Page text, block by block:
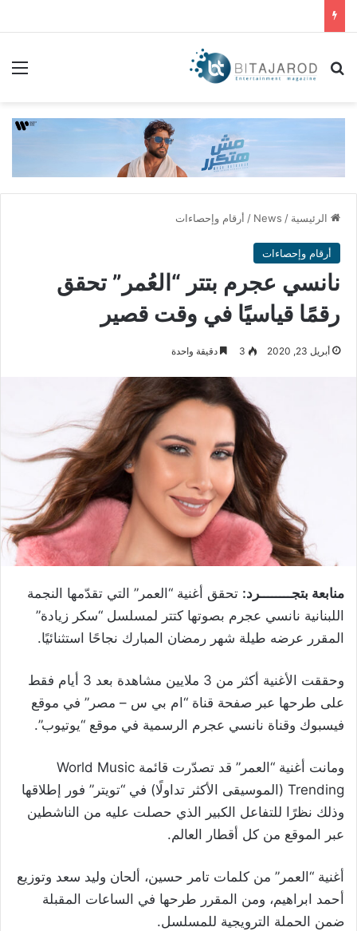
بحث عن
الرئيسية /
News
/ أرقام وإحصاءات
أرقام وإحصاءات
نانسي عجرم بتتر “العُمر” تحقق
رقمًا قياسيًا في وقت قصير
أبريل 23, 2020 3 دقيقة واحدة
منابعة بتجــــــــرد: تحقق أغنية “العمر” التي تقدّمها النجمة
اللبنانية نانسي عجرم بصوتها كتتر لمسلسل “سكر زيادة”
المقرر عرضه طيلة شهر رمضان المبارك نجاحًا استثنائيًا.
وحققت الأغنية أكثر من 3 ملايين مشاهدة بعد 3 أيام فقط
على طرحها عبر صفحة قناة “ام بي س – مصر” في موقع
فيسبوك وقناة نانسي عجرم الرسمية في موقع “يوتيوب”.
ومانت أغنية “العمر” قد تصدّرت قائمة World Music
Trending (الموسيقى الأكثر تداولًا) في “تويتر” فور إطلاقها
وذلك نظرًا للتفاعل الكبير الذي حصلت عليه من الناشطين
عبر الموقع من كل أقطار العالم.
أغنية “العمر” من كلمات تامر حسين، ألحان وليد سعد وتوزيع
أحمد ابراهيم، ومن المقرر طرحها في الساعات المقبلة
ضمن الحملة الترويجية للمسلسل.